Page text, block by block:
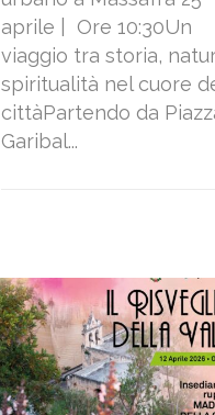
aprile | Ore 10:30Un
viaggio tra storia,
spiritualità nel cuore
cittàPartendo da
Garibal...